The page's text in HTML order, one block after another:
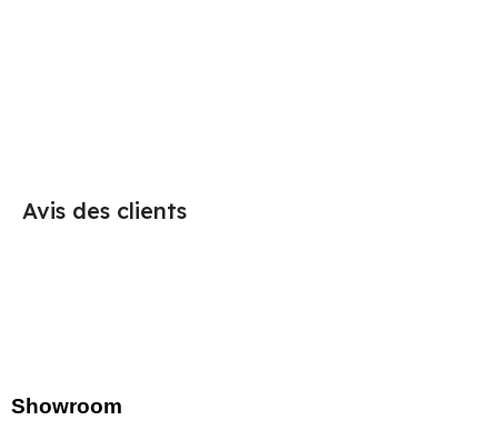
Avis des clients
Showroom